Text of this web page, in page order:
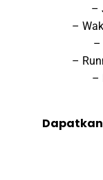
–
–
–
–
–
Dapatkan